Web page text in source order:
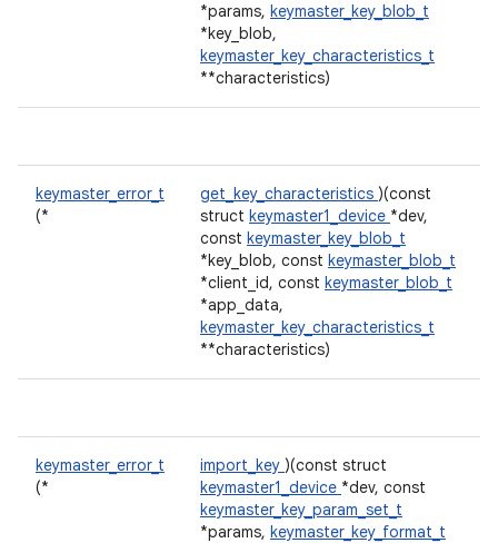
*params, keymaster_key_blob_t
*key_blob,
keymaster_key_characteristics_t
**characteristics)
keymaster_error_t
(*
get_key_characteristics )(const
struct keymaster1_device *dev,
const keymaster_key_blob_t
*key_blob, const keymaster_blob_t
*client_id, const keymaster_blob_t
*app_data,
keymaster_key_characteristics_t
**characteristics)
keymaster_error_t
(*
import_key )(const struct
keymaster1_device *dev, const
keymaster_key_param_set_t
*params, keymaster_key_format_t